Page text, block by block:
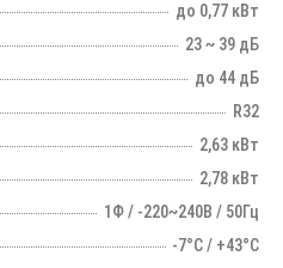
до 0,77 кВт
23 ~ 39 дБ
до 44 дБ
R32
2,63 кВт
2,78 кВт
1Ф / -220~240В / 50Гц
-7°С / +43°С